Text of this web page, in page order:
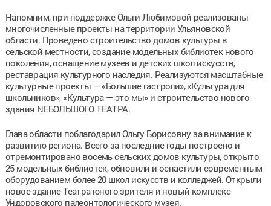
Напомним, при поддержке Ольги Любимовой реализованы
многочисленные проекты на территории Ульяновской
области. Проведено строительство домов культуры в
сельской местности, создание модельных библиотек нового
поколения, оснащение музеев и детских школ искусств,
реставрация культурного наследия. Реализуются масштабные
культурные проекты — «Большие гастроли», «Культура для
школьников», «Культура — это мы» и строительство нового
здания NEБОЛЬШОГО ТЕАТРА.
Глава области поблагодарил Ольгу Борисовну за внимание к
развитию региона. Всего за последние годы построено и
отремонтировано восемь сельских домов культуры, открыто
25 модельных библиотек, обновили и оснастили современным
оборудованием более 20 школ искусств и колледжей. Открыли
новое здание Театра юного зрителя и новый комплекс
Ундоровского палеонтологического музея.